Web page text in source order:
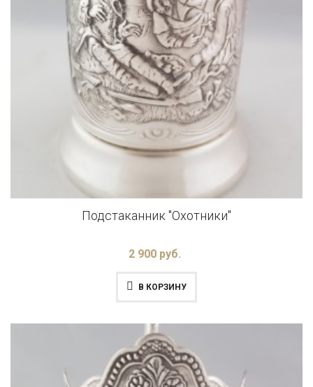
Подстаканник "Охотники"
2 900 руб.
В КОРЗИНУ